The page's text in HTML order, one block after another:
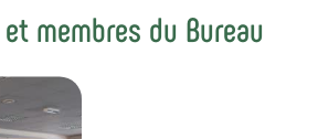
membres du Bureau